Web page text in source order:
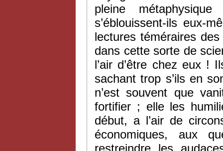
pleine
s’éblouissent-ils eux-
lectures téméraires
dans cette sorte de
l’air d’être chez eux !
sachant trop s’ils en
n’est souvent que
fortifier ; elle les
début, a l’air de
économiques, aux
restreindre les